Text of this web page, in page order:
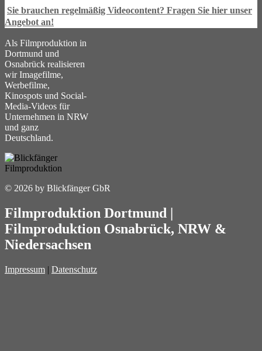
Sie brauchen regelmäßig Videocontent? Fragen Sie hier unser
Angebot an!
Als Filmproduktion in
Dortmund und
Osnabrück realisieren
wir Imagefilme,
Werbefilme,
Kinospots und Social-
Media-Videos für
Unternehmen in NRW
und ganz
Deutschland.
© 2026 by Blickfänger GbR
Filmproduktion Dortmund |
Filmproduktion Osnabrück, NRW &
Niedersachsen
Impressum | Datenschutz